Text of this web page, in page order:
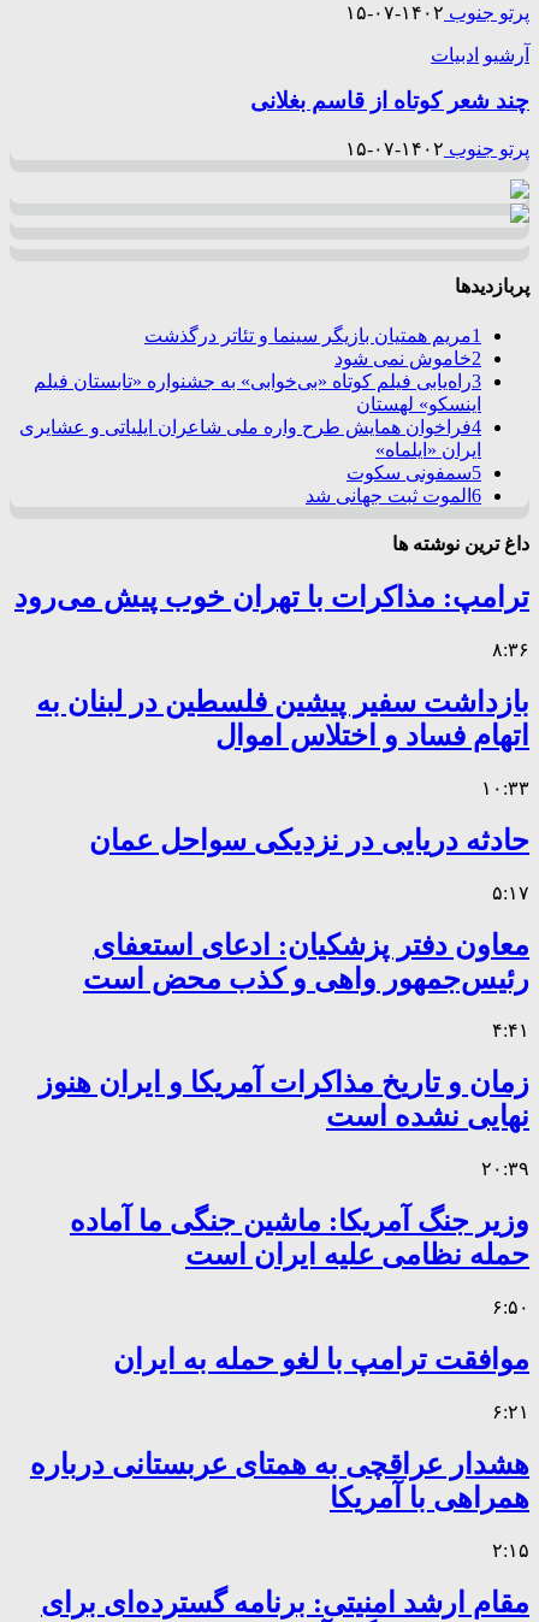
پرتو جنوب ۱۴۰۲-۰۷-۱۵
آرشیو ادبیات
چند شعر کوتاه از قاسم بغلانی
پرتو جنوب ۱۴۰۲-۰۷-۱۵
پربازدیدها
1مریم همتیان بازیگر سینما و تئاتر درگذشت
2خاموش نمی شود
3راه‌یابی فیلم کوتاه «بی‌خوابی» به جشنواره «تابستان فیلم
اینسکو» لهستان
4فراخوان همایش طرح واره ملی شاعران ایلیاتی و عشایری
ایران «ایلماه»
5سمفونی سکوت
6 الموت ثبت جهانی شد
داغ ترین نوشته ها
ترامپ: مذاکرات با تهران خوب پیش می‌رود
۸:۳۶
بازداشت سفیر پیشین فلسطین در لبنان به
اتهام فساد و اختلاس اموال
۱۰:۳۳
حادثه دریایی در نزدیکی سواحل عمان
۵:۱۷
معاون دفتر پزشکیان: ادعای استعفای
رئیس‌جمهور واهی و کذب محض است
۴:۴۱
زمان و تاریخ مذاکرات آمریکا و ایران هنوز
نهایی نشده است
۲۰:۳۹
وزیر جنگ آمریکا: ماشین جنگی ما آماده
حمله نظامی علیه ایران است
۶:۵۰
موافقت ترامپ با لغو حمله به ایران
۶:۲۱
هشدار عراقچی به همتای عربستانی درباره
همراهی با آمریکا
۲:۱۵
مقام ارشد امنیتی: برنامه گسترده‌ای برای